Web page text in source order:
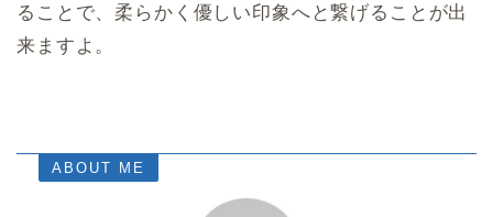
ることで、柔らかく優しい印象へと繋げることが出
来ますよ。
ABOUT ME